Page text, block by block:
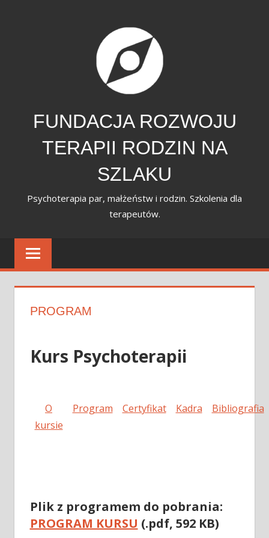
FUNDACJA ROZWOJU
TERAPII RODZIN NA
SZLAKU
Psychoterapia par, małżeństw i rodzin. Szkolenia dla
terapeutów.
PROGRAM
Kurs Psychoterapii
O
kursie
Program Certyfikat Kadra Bibliografia
Plik z programem do pobrania:
PROGRAM KURSU (.pdf, 592 KB)